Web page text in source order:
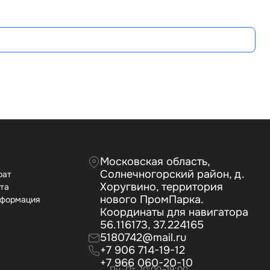
Московская область,
Солнечногорский район, д.
Хоругвино, территория
нового ПромПарка.
Координаты для навигатора
56.116173, 37.224165
5180742@mail.ru
+7 906 714-19-12
+7 966 060-20-10